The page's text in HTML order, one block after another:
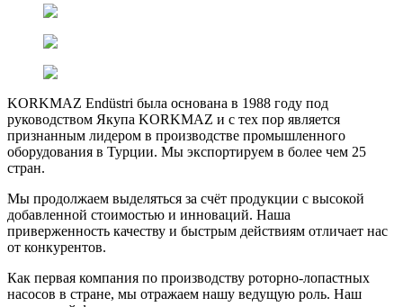
KORKMAZ Endüstri была основана в 1988 году под
руководством Якупа KORKMAZ и с тех пор является
признанным лидером в производстве промышленного
оборудования в Турции. Мы экспортируем в более чем 25
стран.
Мы продолжаем выделяться за счёт продукции с высокой
добавленной стоимостью и инноваций. Наша
приверженность качеству и быстрым действиям отличает нас
от конкурентов.
Как первая компания по производству роторно-лопастных
насосов в стране, мы отражаем нашу ведущую роль. Наш